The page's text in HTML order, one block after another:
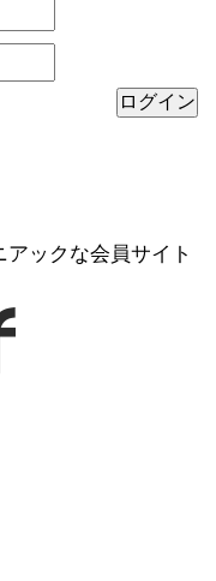
ックな会員サイト